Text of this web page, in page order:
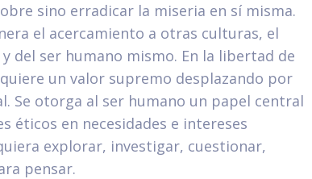
sino erradicar la miseria en sí misma.
el acercamiento a otras culturas, el
del ser humano mismo. En la libertad de
un valor supremo desplazando por
Se otorga al ser humano un papel central
éticos en necesidades e intereses
explorar, investigar, cuestionar,
pensar.